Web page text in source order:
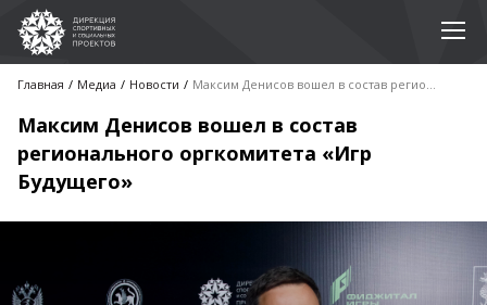
Главная Медиа Новости Максим Денисов вошел в состав регионального оргкомитета «Игр Будущего»
Максим Денисов вошел в состав
регионального оргкомитета «Игр
Будущего»